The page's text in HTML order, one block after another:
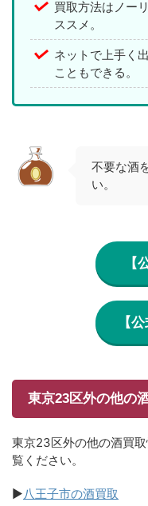
買取方法はノー
ススメ。
ネットで上手く
こともできる。
不要な酒
い。
【
【
東京23区外の他の
東京23区外の他の酒買
覧ください。
▶八王子市の酒買取